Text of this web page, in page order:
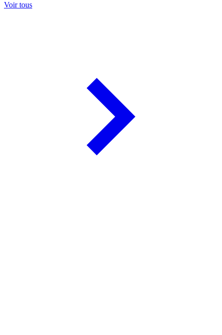
Voir tous